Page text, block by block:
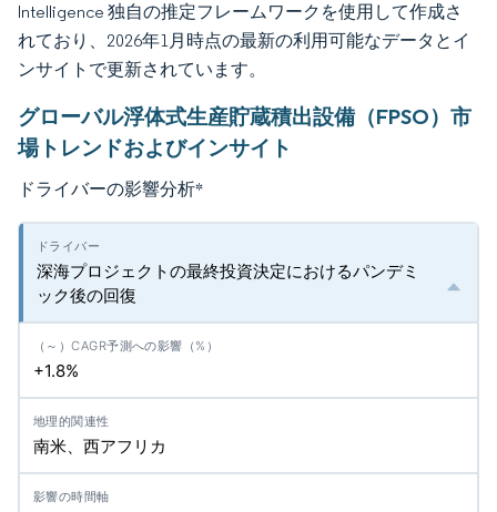
Intelligence 独自の推定フレームワークを使用して作成さ
れており、2026年1月時点の最新の利用可能なデータとイ
ンサイトで更新されています。
グローバル浮体式生産貯蔵積出設備（FPSO）市
場トレンドおよびインサイト
ドライバーの影響分析*
深海プロジェクトの最終投資決定におけるパンデミ
ック後の回復
+1.8%
南米、西アフリカ